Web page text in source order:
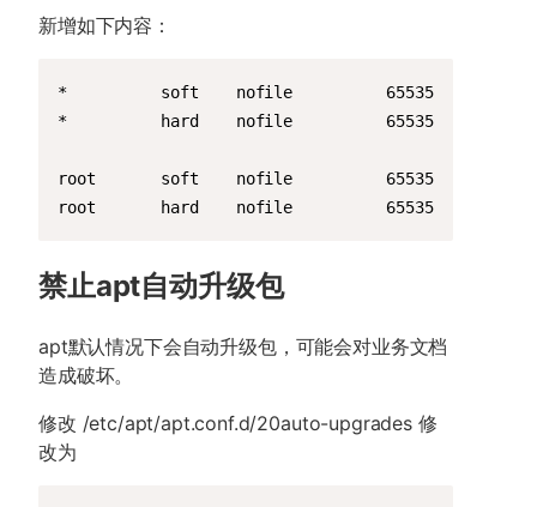
新增如下内容：
*          soft    nofile          65535
*          hard    nofile          65535
root       soft    nofile          65535
root       hard    nofile          65535
禁止apt自动升级包
apt默认情况下会自动升级包，可能会对业务文档
造成破坏。
修改 /etc/apt/apt.conf.d/20auto-upgrades 修
改为